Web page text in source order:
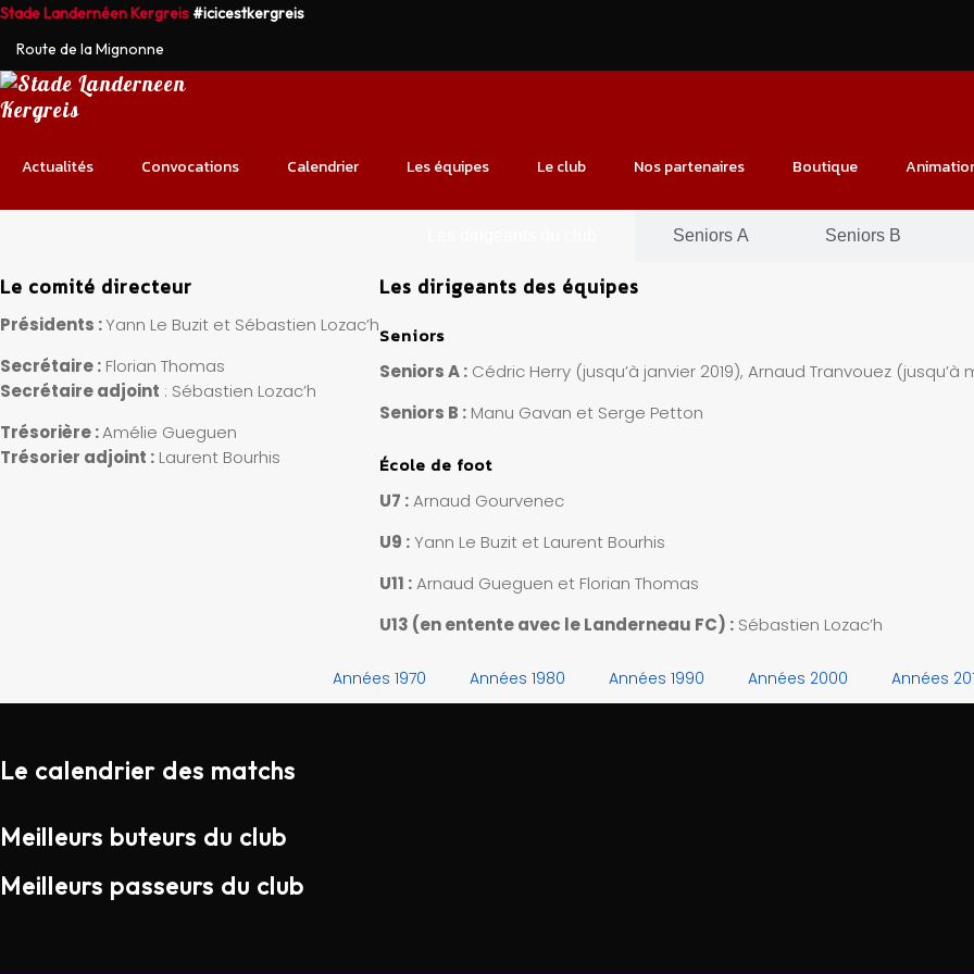
Stade Landernéen Kergreis #icicestkergreis
Route de la Mignonne
Actualités Convocations Calendrier Les équipes Le club Nos partenaires Boutique
Seniors A Seniors B
Le comité directeur
Présidents :Yann Le Buzit et Sébastien Lozac’h
Secrétaire : Florian Thomas
Secrétaire adjoint : Sébastien Lozac’h
Trésorière :Amélie Gueguen
Trésorier adjoint : Laurent Bourhis
Les dirigeants des équipes
Seniors
Seniors A : Cédric Herry (jusqu’à janvier 2019), Arnaud Tranvouez
Seniors B : Manu Gavan et Serge Petton
École de foot
U7 :Arnaud Gourvenec
U9 :Yann Le Buzit et Laurent Bourhis
U11 :Arnaud Gueguen et Florian Thomas
U13 (en entente avec le Landerneau FC) : Sébastien Lozac’h
Années 1970 Années 1980 Années 1990 Années 2000 Années
Le calendrier des matchs
Meilleurs buteurs du club
Meilleurs passeurs du club